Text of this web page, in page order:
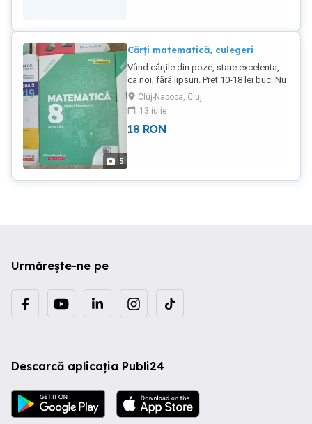
5
Cărți matematică, culegeri
Vând cărțile din poze, stare excelenta,
ca noi, fără lipsuri. Pret 10-18 lei buc. Nu
trimit.Cluj-Napoca, Cluj
13 iulie
18 RON
Urmărește-ne pe
Descarcă aplicația Publi24